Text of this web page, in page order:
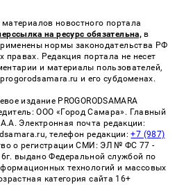
новостного портала
на ресурс обязательна, в
нормы законодательства РФ
правах. Редакция портала не несет
и материалы пользователей,
и его субдоменах.
издание PROGORODSAMARA
ООО «Город Самара». Главный
Электронная почта редакции:
телефон редакции:+7 (987)
о регистрации СМИ: ЭЛ № ФС 77 -
выдано Федеральной службой по
технологий и массовых
категория сайта 16+